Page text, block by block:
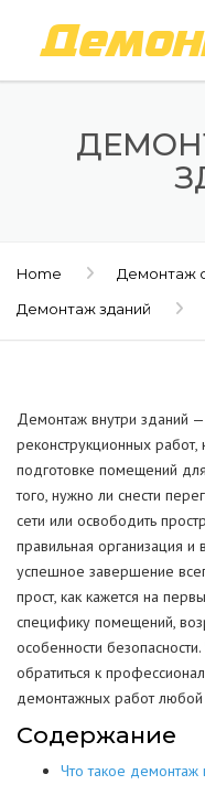
Home
Демонтаж
Демонтаж зданий
Демонтаж внутри зданий
реконструкционных
подготовке помещений
того, нужно ли снести
сети или освободить
правильная организация
успешное завершение
прост, как кажется на
специфику помещений,
особенности
обратиться к
демонтажных работ любой
Содержание
Что такое демонтаж